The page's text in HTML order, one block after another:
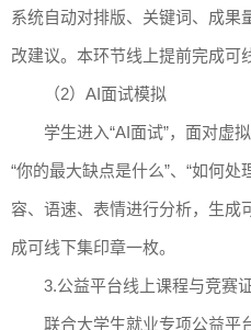
系统自动对排版、关键词、成果
改建议。本环节线上提前完成可
（2）AI面试模拟
学生进入“AI面试”，面对虚
“你的最大缺点是什么”、“如何
容、语速、表情进行分析，生成
成可线下集印章一枚。
3.公益平台线上课程与竞赛
联合大学生就业专项公益平